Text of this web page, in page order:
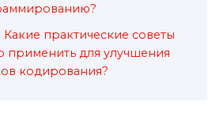
Какие практические советы
применить для улучшения
кодирования?